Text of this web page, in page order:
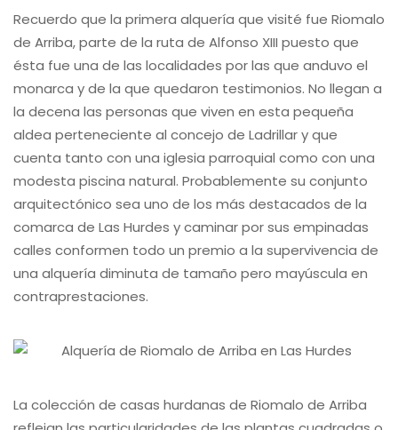
Recuerdo que la primera alquería que visité fue Riomalo
de Arriba, parte de la ruta de Alfonso XIII puesto que
ésta fue una de las localidades por las que anduvo el
monarca y de la que quedaron testimonios. No llegan a
la decena las personas que viven en esta pequeña
aldea perteneciente al concejo de Ladrillar y que
cuenta tanto con una iglesia parroquial como con una
modesta piscina natural. Probablemente su conjunto
arquitectónico sea uno de los más destacados de la
comarca de Las Hurdes y caminar por sus empinadas
calles conformen todo un premio a la supervivencia de
una alquería diminuta de tamaño pero mayúscula en
contraprestaciones.
La colección de casas hurdanas de Riomalo de Arriba